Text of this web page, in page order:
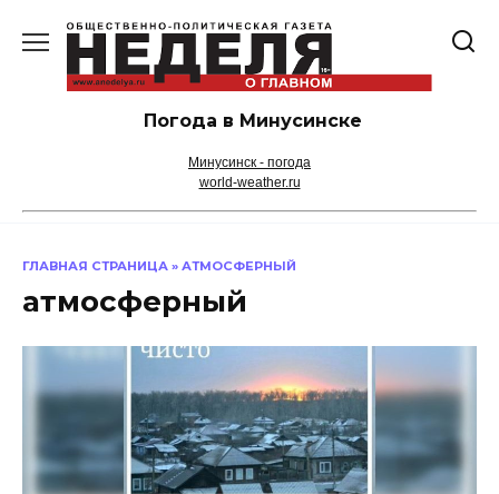
содержанию
Погода в Минусинске
Минусинск - погода
world-weather.ru
ГЛАВНАЯ СТРАНИЦА » АТМОСФЕРНЫЙ
атмосферный